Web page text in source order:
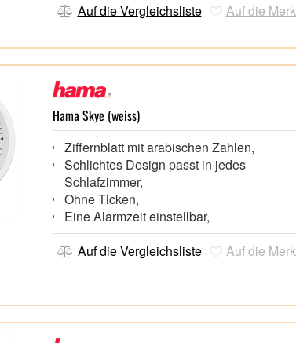
Auf die Vergleichsliste
Auf die
Hama Skye (weiss)
Ziffernblatt mit arabischen Zahlen,
Schlichtes Design passt in jedes
Schlafzimmer,
Ohne Ticken,
Eine Alarmzeit einstellbar,
Auf die Vergleichsliste
Auf die